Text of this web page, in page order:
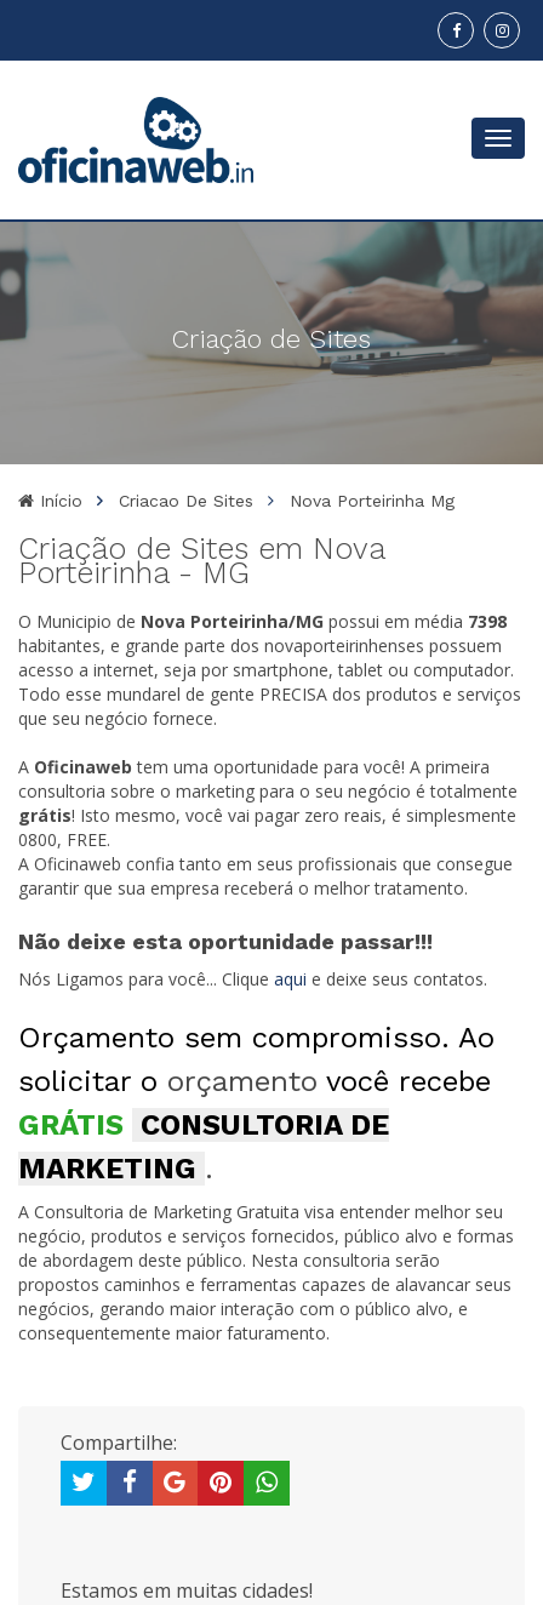
Menu
Criação de Sites
Início Criacao De Sites Nova Porteirinha Mg
Criação de Sites em Nova
Porteirinha - MG
O Municipio de Nova Porteirinha/MG possui em média 7398
habitantes, e grande parte dos novaporteirinhenses possuem
acesso a internet, seja por smartphone, tablet ou computador.
Todo esse mundarel de gente PRECISA dos produtos e serviços
que seu negócio fornece.
A Oficinaweb tem uma oportunidade para você! A primeira
consultoria sobre o marketing para o seu negócio é totalmente
grátis! Isto mesmo, você vai pagar zero reais, é simplesmente
0800, FREE.
A Oficinaweb confia tanto em seus profissionais que consegue
garantir que sua empresa receberá o melhor tratamento.
Não deixe esta oportunidade passar!!!
Nós Ligamos para você... Clique aqui e deixe seus contatos.
Orçamento sem compromisso. Ao
solicitar o orçamento você recebe
GRÁTIS CONSULTORIA DE
MARKETING .
A Consultoria de Marketing Gratuita visa entender melhor seu
negócio, produtos e serviços fornecidos, público alvo e formas
de abordagem deste público. Nesta consultoria serão
propostos caminhos e ferramentas capazes de alavancar seus
negócios, gerando maior interação com o público alvo, e
consequentemente maior faturamento.
Compartilhe:
Estamos em muitas cidades!